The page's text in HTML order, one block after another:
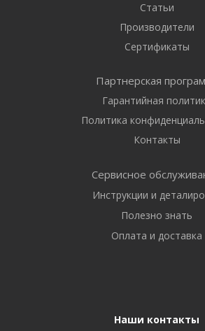
Статьи
Производители
Сертификаты
Партнерская
Гарантийная
Политика
Контакты
Сервисное
Инструкции и
Полезно знать
Оплата и доставка
Наши контакты